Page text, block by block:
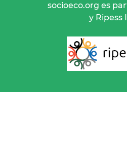
socioeco.org es
y Ripess